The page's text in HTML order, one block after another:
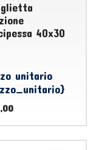
40x30
unitario
,00